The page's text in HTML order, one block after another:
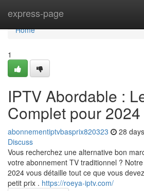
express-page
Home
Home
1
IPTV Abordable :
Complet pour 2024
abonnementiptvbasprix820323 28
Discuss
Vous recherchez une alternative bon
votre abonnement TV traditionnel ?
2024 vous détaille tout ce que vous
petit prix . https://roeya-iptv.com/